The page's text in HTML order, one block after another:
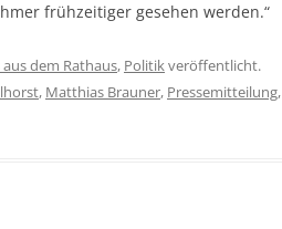
frühzeitiger gesehen werden.“
aus dem Rathaus, Politikveröffentlicht.
, Matthias Brauner, Pressemitteilung,